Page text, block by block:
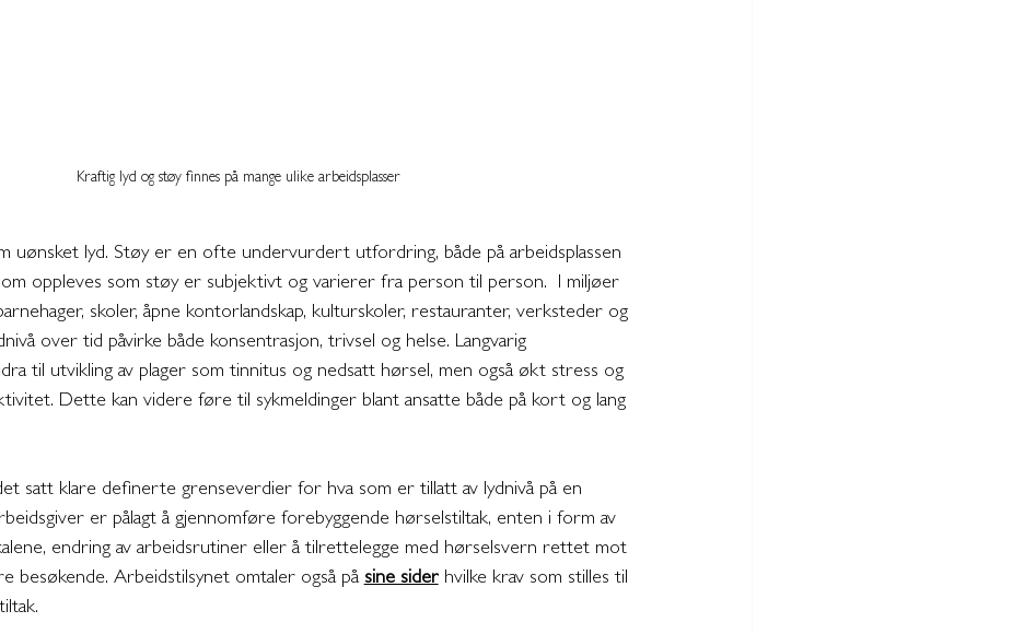
Kraftig lyd og støy finnes på mange ulike arbeidsplasser
uønsket lyd. Støy er en ofte undervurdert utfordring, både på arbeidsplassen
oppleves som støy er subjektivt og varierer fra person til person.  I miljøer
skoler, åpne kontorlandskap, kulturskoler, restauranter, verksteder og
over tid påvirke både konsentrasjon, trivsel og helse. Langvarig
til utvikling av plager som tinnitus og nedsatt hørsel, men også økt stress og
Dette kan videre føre til sykmeldinger blant ansatte både på kort og lang
satt klare definerte grenseverdier for hva som er tillatt av lydnivå på en
er pålagt å gjennomføre forebyggende hørselstiltak, enten i form av
endring av arbeidsrutiner eller å tilrettelegge med hørselsvern rettet mot
besøkende. Arbeidstilsynet omtaler også på sine sider hvilke krav som stilles til